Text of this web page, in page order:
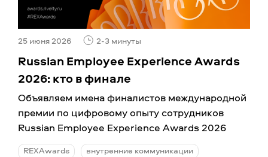
интранетшанс внутренние коммуникации
команда
25 июня 2026
2-3 минуты
Russian Employee Experience Awards
2026: кто в финале
Объявляем имена финалистов международной
премии по цифровому опыту сотрудников
Russian Employee Experience Awards 2026
REXAwards
внутренние коммуникации